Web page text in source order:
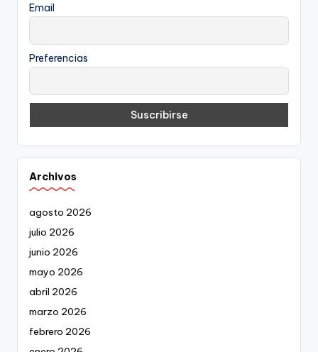
Email
Preferencias
Archivos
agosto 2026
julio 2026
junio 2026
mayo 2026
abril 2026
marzo 2026
febrero 2026